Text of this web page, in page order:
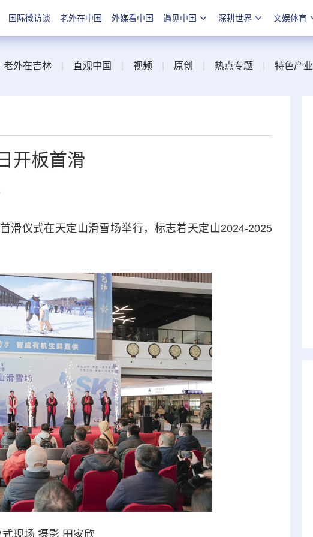
国际微访谈 老外在中国 外媒看中国 遇见中国 深耕世界 文娱体育
老外在吉林 直观中国 视频 原创 热点专题 特色产业
开板首滑
仪式在天定山滑雪场举行，标志着天定山2024-2025
现场 摄影 田家欣